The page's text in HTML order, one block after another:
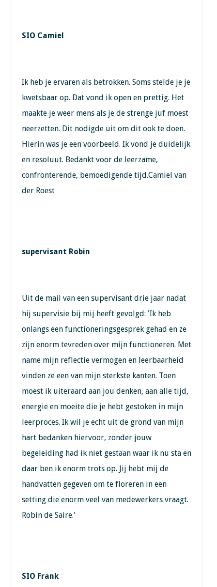
SIO Camiel
Ik heb je ervaren als betrokken. Soms stelde je je
kwetsbaar op. Dat vond ik open en prettig. Het
maakte je weer mens als je de strenge juf moest
neerzetten. Dit nodigde uit om dit ook te doen.
Hierin was je een voorbeeld. Ik vond je duidelijk
en resoluut. Bedankt voor de leerzame,
confronterende, bemoedigende tijd.Camiel van
der Roest
supervisant Robin
Uit de mail van een supervisant drie jaar nadat
hij supervisie bij mij heeft gevolgd: 'Ik heb
onlangs een functioneringsgesprek gehad en ze
zijn enorm tevreden over mijn functioneren. Met
name mijn reflectie vermogen en leerbaarheid
vinden ze een van mijn sterkste kanten. Toen
moest ik uiteraard aan jou denken, aan alle tijd,
energie en moeite die je hebt gestoken in mijn
leerproces. Ik wil je echt uit de grond van mijn
hart bedanken hiervoor, zonder jouw
begeleiding had ik niet gestaan waar ik nu sta en
daar ben ik enorm trots op. Jij hebt mij de
handvatten gegeven om te floreren in een
setting die enorm veel van medewerkers vraagt.
Robin de Saire.'
SIO Frank